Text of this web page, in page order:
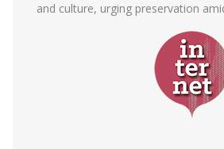
and culture, urging preservation